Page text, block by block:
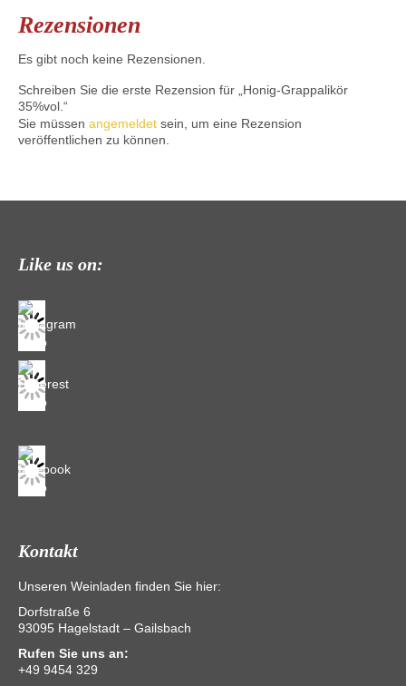
Rezensionen
Es gibt noch keine Rezensionen.
Schreiben Sie die erste Rezension für „Honig-Grappalikör
35%vol.“
Sie müssen angemeldet sein, um eine Rezension
veröffentlichen zu können.
Like us on:
Kontakt
Unseren Weinladen finden Sie hier:
Dorfstraße 6
93095 Hagelstadt – Gailsbach
Rufen Sie uns an:
+49 9454 329